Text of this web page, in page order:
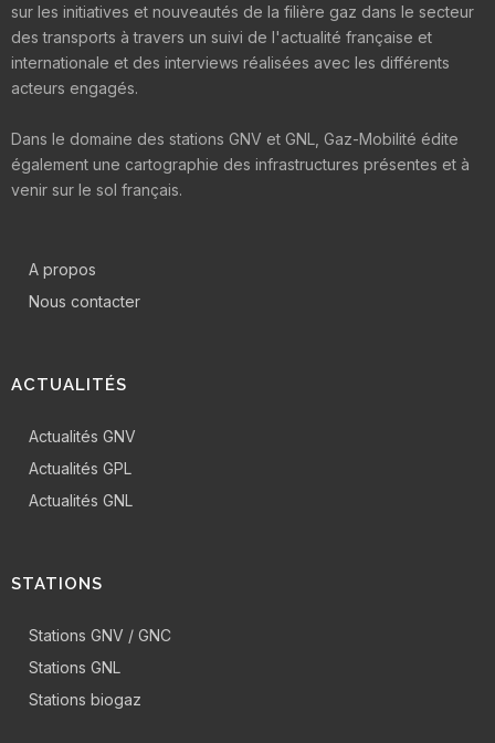
sur les initiatives et nouveautés de la filière gaz dans le secteur
des transports à travers un suivi de l'actualité française et
internationale et des interviews réalisées avec les différents
acteurs engagés.
Dans le domaine des stations GNV et GNL, Gaz-Mobilité édite
également une cartographie des infrastructures présentes et à
venir sur le sol français.
A propos
Nous contacter
ACTUALITÉS
Actualités GNV
Actualités GPL
Actualités GNL
STATIONS
Stations GNV / GNC
Stations GNL
Stations biogaz